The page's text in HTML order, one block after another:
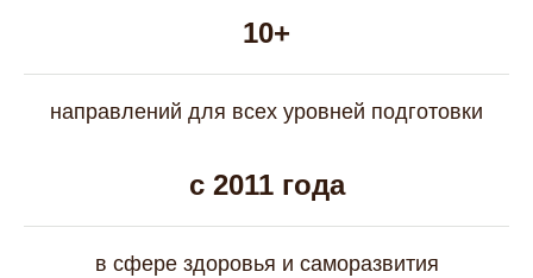
10+
направлений для всех уровней подготовки
с 2011 года
в сфере здоровья и саморазвития